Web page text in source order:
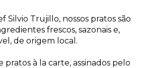
Silvio Trujillo, nossos pratos são
frescos, sazonais e,
de origem local.
pratos à la carte, assinados pelo